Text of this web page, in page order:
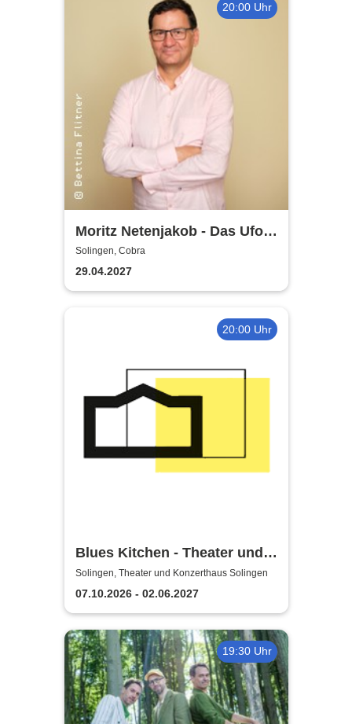
20:00 Uhr
Moritz Netenjakob - Das Ufo
parkt falsch
Solingen, Cobra
29.04.2027
20:00 Uhr
Blues Kitchen - Theater und
Orchester Heidelberg
Solingen, Theater und Konzerthaus Solingen
07.10.2026 - 02.06.2027
19:30 Uhr